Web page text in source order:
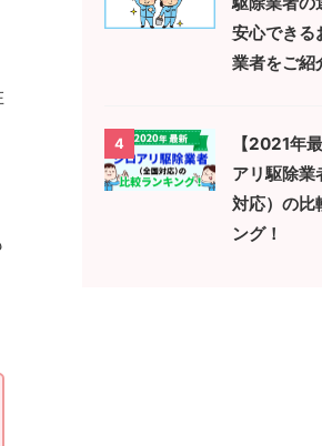
安心できる
業者をご紹
4
【2021年
アリ駆除業
対応）の比
ング！